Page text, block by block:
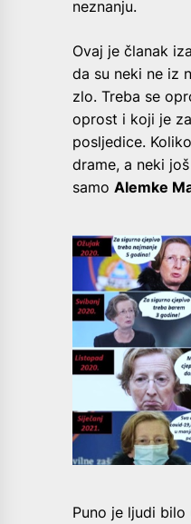
neznanju.
Ovaj je članak
da su neki ne iz
zlo. Treba se
oprost i koji je
posljedice.
drame, a neki
samo Alemke
Puno je ljudi